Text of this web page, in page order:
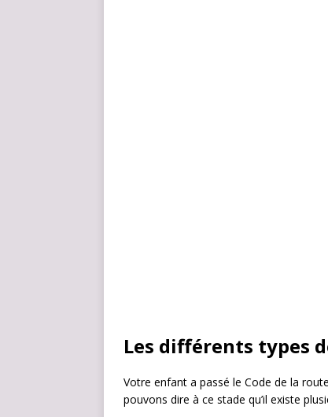
Les différents types
Votre enfant a passé le Code de la
pouvons dire à ce stade qu’il existe